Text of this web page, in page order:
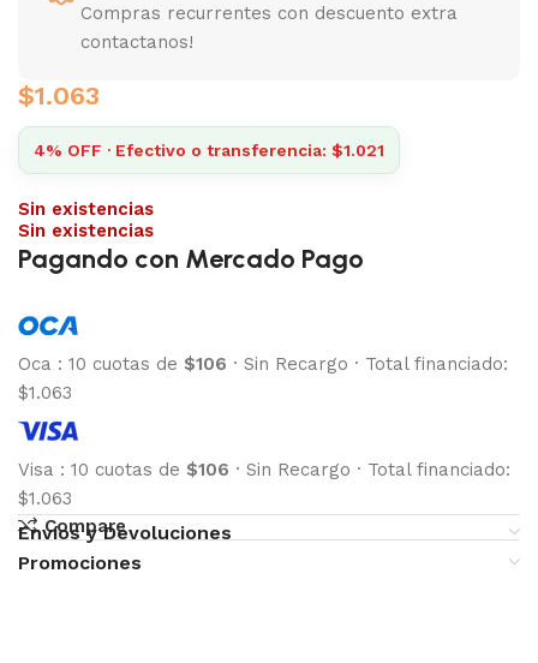
Compras recurrentes con descuento extra
contactanos!
$1.063
4% OFF · Efectivo o transferencia: $1.021
Sin existencias
Sin existencias
Pagando con Mercado Pago
Oca : 10 cuotas de $106 · Sin Recargo · Total financiado:
$1.063
Visa : 10 cuotas de $106 · Sin Recargo · Total financiado:
$1.063
Compare
Envíos y Devoluciones
Promociones